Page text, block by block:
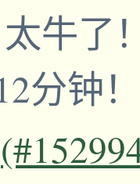
太牛
分钟